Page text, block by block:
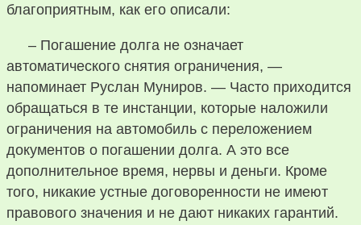
благоприятным, как его описали:
– Погашение долга не означает
автоматического снятия ограничения, —
напоминает Руслан Муниров. — Часто приходится
обращаться в те инстанции, которые наложили
ограничения на автомобиль с переложением
документов о погашении долга. А это все
дополнительное время, нервы и деньги. Кроме
того, никакие устные договоренности не имеют
правового значения и не дают никаких гарантий.